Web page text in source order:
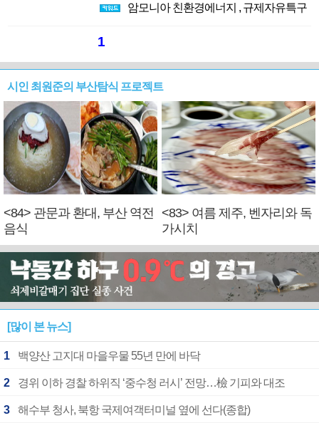
암모니아 친환경에너지 , 규제자유특구
1
시인 최원준의 부산탐식 프로젝트
<84> 관문과 환대, 부산 역전
음식
<83> 여름 제주, 벤자리와 독
가시치
[많이 본 뉴스]
1 백양산 고지대 마을우물 55년 만에 바닥
2 경위 이하 경찰 하위직 ‘중수청 러시’ 전망…檢 기피와 대조
3 해수부 청사, 북항 국제여객터미널 옆에 선다(종합)